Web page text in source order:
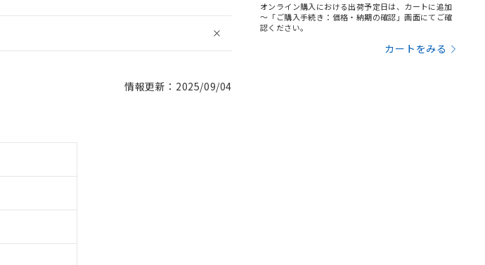
情報更新：2025/09/04
オンライン購入における出荷予定日は、カートに追加
～「ご購入手続き：価格・納期の確認」画面にてご確
認ください。
カートをみる